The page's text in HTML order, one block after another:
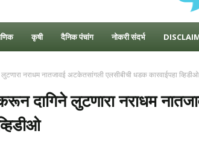
कृषी दैनिक पंचांग नोकरी संदर्भ
नराधम नातजावई अटकेतसांगली एलसीबीची धडक कारवाईपहा व्हिडीओ
दागिने लुटणारा नराधम